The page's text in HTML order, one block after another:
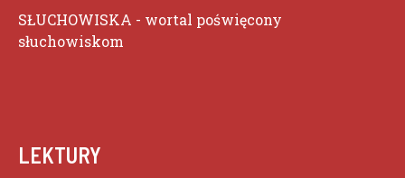
SŁUCHOWISKA - wortal poświęcony
słuchowiskom
LEKTURY